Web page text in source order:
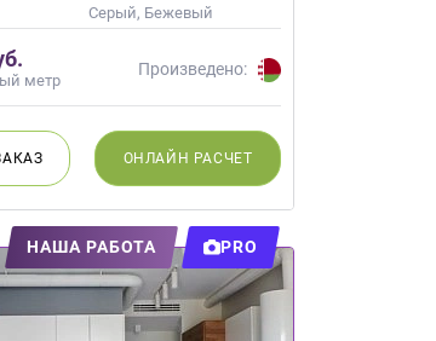
Серый, Бежевый
метр
Произведено:
ОНЛАЙН РАСЧЕТ
НАША РАБОТА PRO